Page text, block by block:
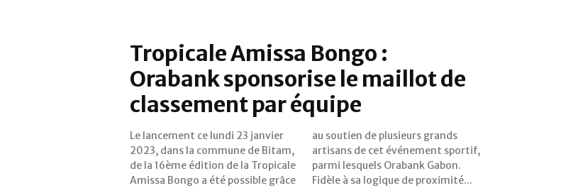
Tropicale Amissa Bongo :
Orabank sponsorise le maillot de
classement par équipe
Le lancement ce lundi 23 janvier
2023, dans la commune de Bitam,
de la 16ème édition de la Tropicale
Amissa Bongo a été possible grâce
au soutien de plusieurs grands
artisans de cet événement sportif,
parmi lesquels Orabank Gabon.
Fidèle à sa logique de proximité...